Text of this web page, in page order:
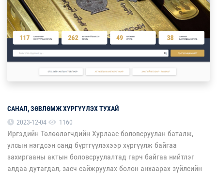
САНАЛ, ЗӨВЛӨМЖ ХҮРГҮҮЛЭХ ТУХАЙ
2023-12-04
1160
Иргэдийн Төлөөлөгчдийн Хурлаас боловсруулан баталж,
улсын нэгдсэн санд бүртгүүлэхээр хүргүүлж байгаа
захиргааны актын боловсруулалтад гарч байгаа нийтлэг
алдаа дутагдал, засч сайжруулах болон анхаарах зүйлсийн